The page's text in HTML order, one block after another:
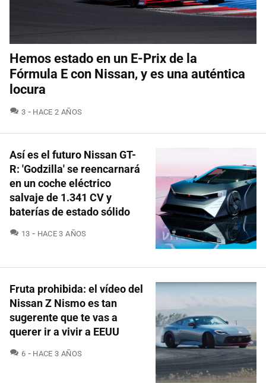
Hemos estado en un E-Prix de la
Fórmula E con Nissan, y es una auténtica
locura
3 COMENTARIOS
HACE 2 AÑOS
Así es el futuro Nissan GT-
R: 'Godzilla' se reencarnará
en un coche eléctrico
salvaje de 1.341 CV y
baterías de estado sólido
13 COMENTARIOS
HACE 3 AÑOS
Fruta prohibida: el vídeo del
Nissan Z Nismo es tan
sugerente que te vas a
querer ir a vivir a EEUU
6 COMENTARIOS
HACE 3 AÑOS